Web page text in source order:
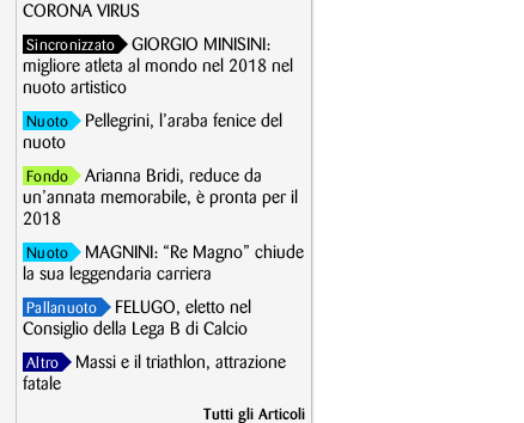
CORONA VIRUS
Sincronizzato
GIORGIO MINISINI:
migliore atleta al mondo nel 2018 nel
nuoto artistico
Nuoto
Pellegrini, l’araba fenice del
nuoto
Fondo
Arianna Bridi, reduce da
un’annata memorabile, è pronta per il
2018
Nuoto
MAGNINI: “Re Magno” chiude
la sua leggendaria carriera
Pallanuoto
FELUGO, eletto nel
Consiglio della Lega B di Calcio
Altro
Massi e il triathlon, attrazione
fatale
Tutti gli Articoli